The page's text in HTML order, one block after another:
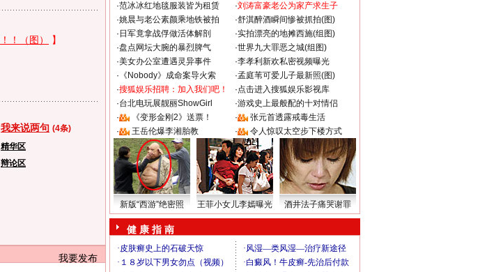
我来说两句 (4条)
精华区
辩论区
我要发布
·范冰冰红地毯服装皆为租赁 ·刘涛富豪老公为家产求生子
·姚晨与老公素颜乘地铁被拍 ·舒淇醉酒瞬间惨被抓拍(图)
· 日军竟拿战俘做活体解剖 ·实拍漂亮的地摊西施(组图)
·盘点网坛大腕的暴烈脾气 ·世界九大罪恶之城(组图)
·美女办公室遭遇灵异事件 ·李孝利新欢私密视频曝光
· 《Nobody》成命案导火索 ·孟庭苇可爱儿子最新照(图)
·搜狐娱乐招聘：加入我们吧！ ·点击进入搜狐娱乐影视库
·台北电玩展靓丽ShowGirl ·游戏史上最般配的十对情侣
·
《变形金刚2》送票！ ·
张元首透露戒毒生活
·
王岳伦爆李湘胎教 · 令人惊叹太空步下楼方式
新版“西游”绝密照 王菲小女儿李嫣曝光 酒井法子痛哭谢罪
健 康 指 南